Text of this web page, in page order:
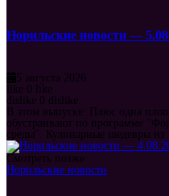
Норильские новости —
5 августа 2026
like
0
like
dislike
0 dislike
В этом выпуске: Плюс одна
обустраивают по программе
среды". Кулинарные шедевры из
Смотреть позже
Норильские новости